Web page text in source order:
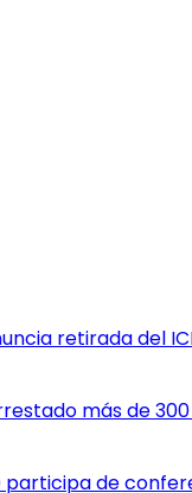
retirada del
más de
participa de